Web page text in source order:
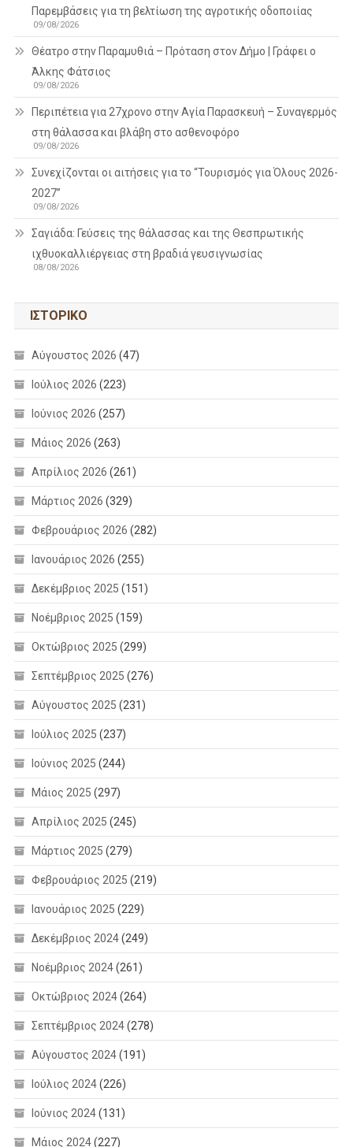
Παρεμβάσεις για τη βελτίωση της αγροτικής οδοποιίας
09/08/2026
Θέατρο στην Παραμυθιά – Πρόταση στον Δήμο | Γράφει ο
Άλκης Φάτσιος
09/08/2026
Περιπέτεια για 27χρονο στην Αγία Παρασκευή – Συναγερμός
στη θάλασσα και βλάβη στο ασθενοφόρο
09/08/2026
Συνεχίζονται οι αιτήσεις για το “Τουρισμός για Όλους 2026-
2027”
09/08/2026
Σαγιάδα: Γεύσεις της θάλασσας και της Θεσπρωτικής
ιχθυοκαλλιέργειας στη βραδιά γευσιγνωσίας
08/08/2026
ΙΣΤΟΡΙΚΌ
Αύγουστος 2026 (47)
Ιούλιος 2026 (223)
Ιούνιος 2026 (257)
Μάιος 2026 (263)
Απρίλιος 2026 (261)
Μάρτιος 2026 (329)
Φεβρουάριος 2026 (282)
Ιανουάριος 2026 (255)
Δεκέμβριος 2025 (151)
Νοέμβριος 2025 (159)
Οκτώβριος 2025 (299)
Σεπτέμβριος 2025 (276)
Αύγουστος 2025 (231)
Ιούλιος 2025 (237)
Ιούνιος 2025 (244)
Μάιος 2025 (297)
Απρίλιος 2025 (245)
Μάρτιος 2025 (279)
Φεβρουάριος 2025 (219)
Ιανουάριος 2025 (229)
Δεκέμβριος 2024(249)
Νοέμβριος 2024(261)
Οκτώβριος 2024(264)
Σεπτέμβριος 2024(278)
Αύγουστος 2024(191)
Ιούλιος 2024(226)
Ιούνιος 2024(131)
Μάιος 2024(227)